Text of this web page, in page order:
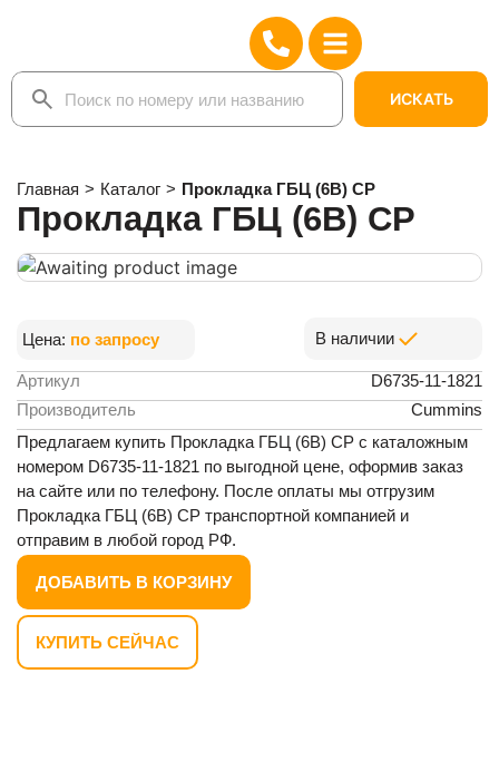
ИСКАТЬ
Главная > Каталог > Прокладка ГБЦ (6В) CP
Прокладка ГБЦ (6В) CP
Цена: по запросу В наличии
Артикул
D6735-11-1821
Производитель
Cummins
Предлагаем купить Прокладка ГБЦ (6В) CP с каталожным
номером D6735-11-1821 по выгодной цене, оформив заказ
на сайте или по телефону. После оплаты мы отгрузим
Прокладка ГБЦ (6В) CP транспортной компанией и
отправим в любой город РФ.
ДОБАВИТЬ В КОРЗИНУ
КУПИТЬ СЕЙЧАС